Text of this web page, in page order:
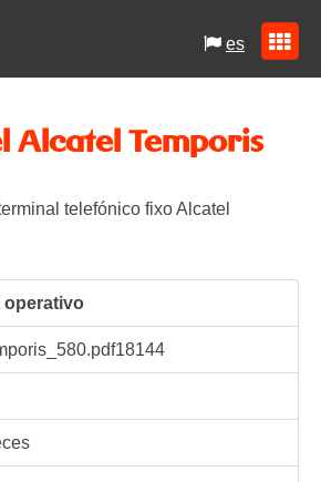
es
Alcatel Temporis
telefónico fixo Alcatel
operativo
18144